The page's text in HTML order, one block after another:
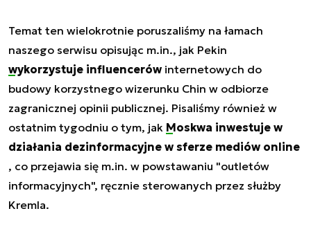
Temat ten wielokrotnie poruszaliśmy na łamach
naszego serwisu opisując m.in., jak Pekin
wykorzystuje influencerów internetowych do
budowy korzystnego wizerunku Chin w odbiorze
zagranicznej opinii publicznej. Pisaliśmy również w
ostatnim tygodniu o tym, jak Moskwa inwestuje w
działania dezinformacyjne w sferze mediów online
, co przejawia się m.in. w powstawaniu "outletów
informacyjnych", ręcznie sterowanych przez służby
Kremla.